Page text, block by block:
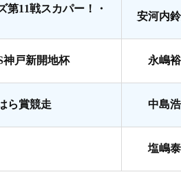
第11戦スカパー！・
安河内
神戸新開地杯 永嶋
ら賞競走 中島
塩嶋